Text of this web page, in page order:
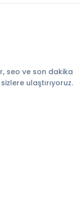
seo ve son dakika
ulaştırıyoruz.